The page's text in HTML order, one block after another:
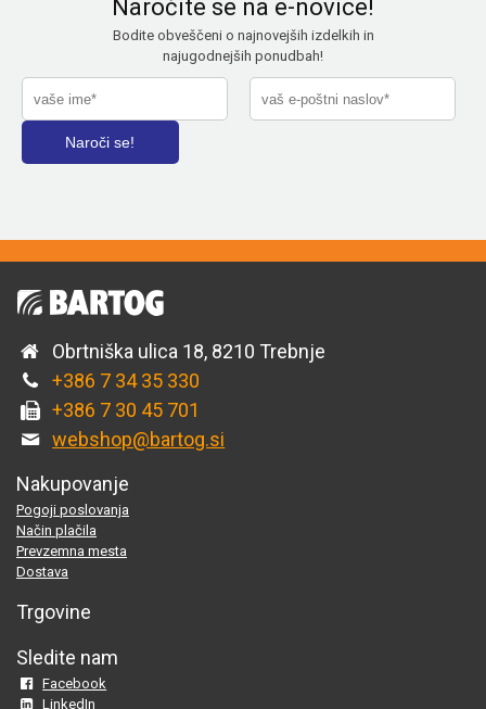
Naročite se na e-novice!
Bodite obveščeni o najnovejših izdelkih in
najugodnejših ponudbah!
Obrtniška ulica 18, 8210 Trebnje
+386 7 34 35 330
+386 7 30 45 701
webshop@bartog.si
Nakupovanje
Pogoji poslovanja
Način plačila
Prevzemna mesta
Dostava
Trgovine
Sledite nam
Facebook
LinkedIn